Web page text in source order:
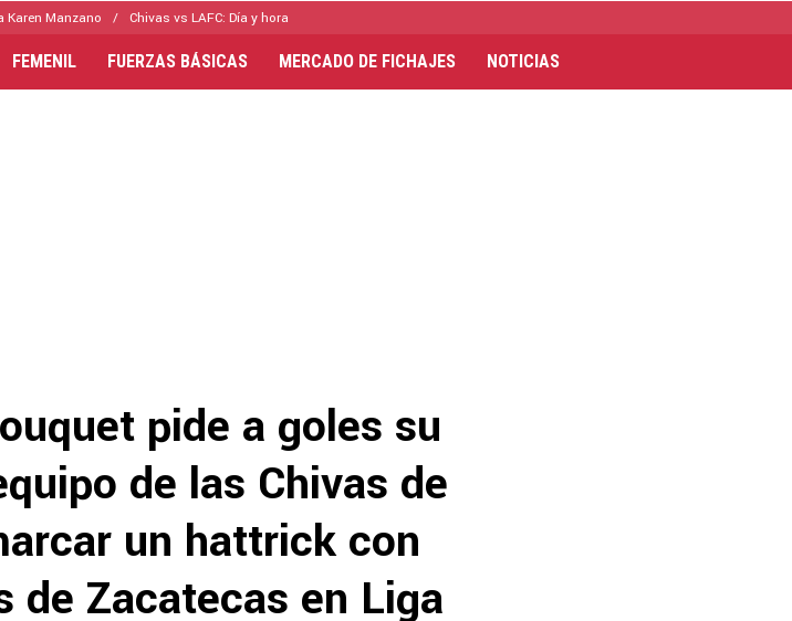
Karen Manzano Chivas vs LAFC: Día y hora
FEMENIL FUERZAS BÁSICAS MERCADO DE FICHAJES NOTICIAS
pide a goles su
de las Chivas de
un hattrick con
de Zacatecas en Liga